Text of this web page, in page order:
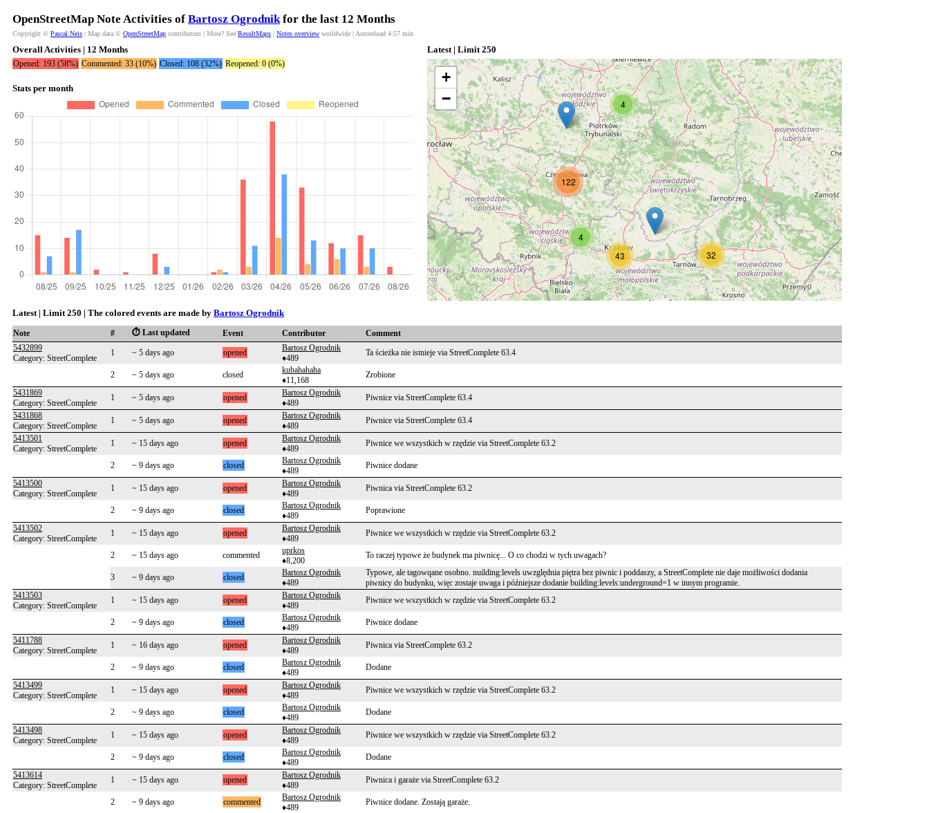
OpenStreetMap Note Activities of Bartosz Ogrodnikfor the last 12 Months
Copyright © Pascal Neis | Map data © OpenStreetMap contributors | More? See ResultMaps | Notes overview worldwide | Autoreload 4:56 min
Overall Activities | 12 Months
Opened: 193 (58%) Commented: 33 (10%) Closed: 108 (32%) Reopened: 0 (0%)
Stats per month
Latest | Limit 250
122
4
43
4
32
+
−
Latest | Limit 250 | The colored events are made by Bartosz Ogrodnik
Note # ⏱️ Last updated Event Contributor
Comment
5432899
Category: StreetComplete
1 ~ 5 days ago opened
Bartosz Ogrodnik
♦489
Ta ścieżka nie istnieje via StreetComplete 63.4
2 ~ 5 days ago closed
kubahahaha
♦11,168
Zrobione
5431869
Category: StreetComplete
1 ~ 5 days ago opened
Bartosz Ogrodnik
♦489
Piwnice via StreetComplete 63.4
5431868
Category: StreetComplete
1 ~ 5 days ago opened
Bartosz Ogrodnik
♦489
Piwnice via StreetComplete 63.4
5413501
Category: StreetComplete
1 ~ 15 days ago opened
Bartosz Ogrodnik
♦489
Piwnice we wszystkich w rzędzie via StreetComplete 63.2
2 ~ 9 days ago closed
Bartosz Ogrodnik
♦489
Piwnice dodane
5413500
Category: StreetComplete
1 ~ 15 days ago opened
Bartosz Ogrodnik
♦489
Piwnica via StreetComplete 63.2
2 ~ 9 days ago closed
Bartosz Ogrodnik
♦489
Poprawione
5413502
Category: StreetComplete
1 ~ 15 days ago opened
Bartosz Ogrodnik
♦489
Piwnice we wszystkich w rzędzie via StreetComplete 63.2
2 ~ 15 days ago commented
uprkos
♦8,200
To raczej typowe że budynek ma piwnicę... O co chodzi w tych uwagach?
3 ~ 9 days ago closed
Bartosz Ogrodnik
♦489
Typowe, ale tagowqane osobno. nuilding:levels uwzględnia piętra bez piwnic i poddaszy, a StreetComplete nie daje możliwości dodania
piwnicy do budynku, więc zostaje uwaga i późniejsze dodanie building:levels:underground=1 w innym programie.
5413503
Category: StreetComplete
1 ~ 15 days ago opened
Bartosz Ogrodnik
♦489
Piwnice we wszystkich w rzędzie via StreetComplete 63.2
2 ~ 9 days ago closed
Bartosz Ogrodnik
♦489
Piwnice dodane
5411788
Category: StreetComplete
1 ~ 16 days ago opened
Bartosz Ogrodnik
♦489
Piwnica via StreetComplete 63.2
2 ~ 9 days ago closed
Bartosz Ogrodnik
♦489
Dodane
5413499
Category: StreetComplete
1 ~ 15 days ago opened
Bartosz Ogrodnik
♦489
Piwnice we wszystkich w rzędzie via StreetComplete 63.2
2 ~ 9 days ago closed
Bartosz Ogrodnik
♦489
Dodane
5413498
Category: StreetComplete
1 ~ 15 days ago opened
Bartosz Ogrodnik
♦489
Piwnice we wszystkich w rzędzie via StreetComplete 63.2
2 ~ 9 days ago closed
Bartosz Ogrodnik
♦489
Dodane
5413614
Category: StreetComplete
1 ~ 15 days ago opened
Bartosz Ogrodnik
♦489
Piwnica i garaże via StreetComplete 63.2
2 ~ 9 days ago commented
Bartosz Ogrodnik
♦489
Piwnice dodane. Zostają garaże.